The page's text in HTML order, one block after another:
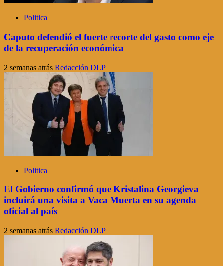
Politica
Caputo defendió el fuerte recorte del gasto como eje
de la recuperación económica
2 semanas atrás Redacción DLP
Politica
El Gobierno confirmó que Kristalina Georgieva
incluirá una visita a Vaca Muerta en su agenda
oficial al país
2 semanas atrás Redacción DLP